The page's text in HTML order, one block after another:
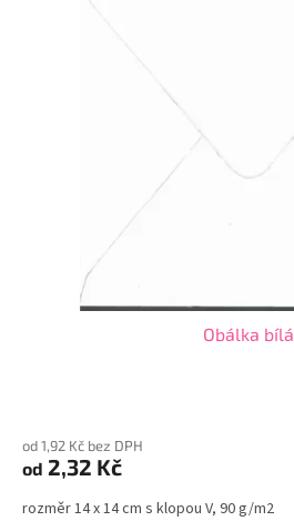
Obálka bílá
od 1,92 Kč bez DPH
od 2,32 Kč
rozměr 14 x 14 cm s klopou V, 90 g/m2